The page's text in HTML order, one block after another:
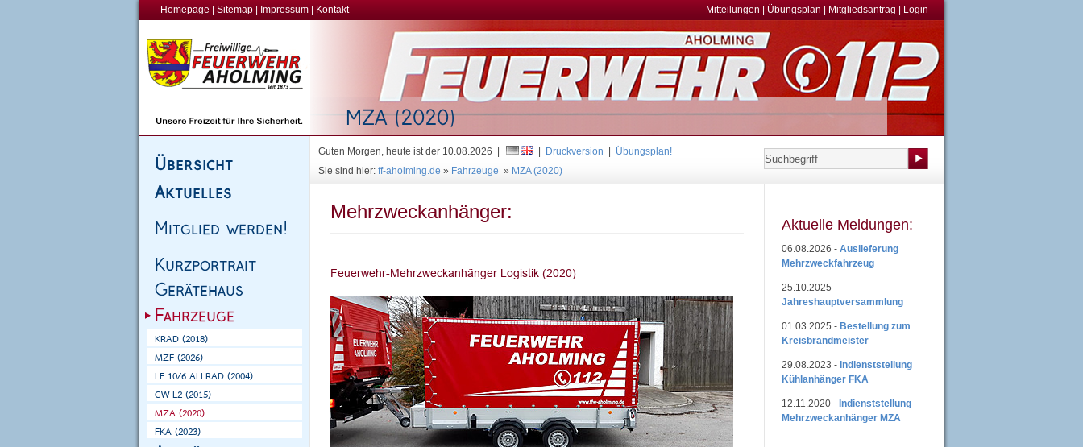
Homepage Sitemap Impressum Kontakt Mitteilungen Übungsplan Mitgliedsantrag Login
Guten Morgen, heute ist der 10.08.2026 | Druckversion
Übungsplan!
Sie sind hier: ff-aholming.de » Fahrzeuge » MZA (2020)
Mehrzweckanhänger:
Aktuelle Meldungen:
06.08.2026 - Auslieferung
Mehrzweckfahrzeug
25.10.2025 -
Jahreshauptversammlung
01.03.2025 - Bestellung zum
Kreisbrandmeister
29.08.2023 - Indienststellung
Kühlanhänger FKA
12.11.2020 - Indienststellung
Mehrzweckanhänger MZA